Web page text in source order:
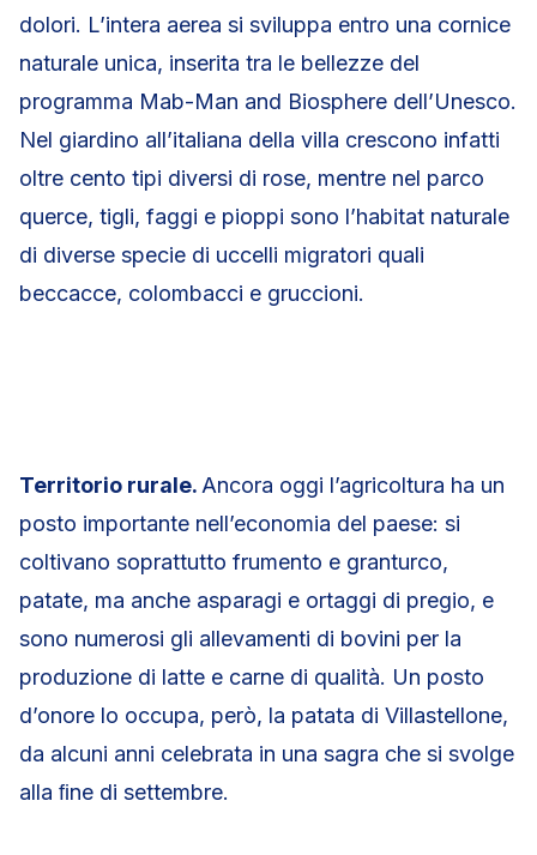
dolori. L’intera aerea si sviluppa entro una cornice
naturale unica, inserita tra le bellezze del
programma Mab-Man and Biosphere dell’Unesco.
Nel giardino all’italiana della villa crescono infatti
oltre cento tipi diversi di rose, mentre nel parco
querce, tigli, faggi e pioppi sono l’habitat naturale
di diverse specie di uccelli migratori quali
beccacce, colombacci e gruccioni.
Territorio rurale. Ancora oggi l’agricoltura ha un
posto importante nell’economia del paese: si
coltivano soprattutto frumento e granturco,
patate, ma anche asparagi e ortaggi di pregio, e
sono numerosi gli allevamenti di bovini per la
produzione di latte e carne di qualità. Un posto
d’onore lo occupa, però, la patata di Villastellone,
da alcuni anni celebrata in una sagra che si svolge
alla ﬁne di settembre.